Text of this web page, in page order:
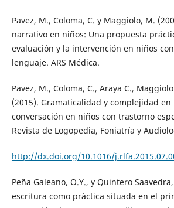
Pavez, M., Coloma, C. y Maggiolo, M.
narrativo en niños: Una propuesta
evaluación y la intervención en niños
lenguaje. ARS Médica.
Pavez, M., Coloma, C., Araya C.,
(2015). Gramaticalidad y complejidad
conversación en niños con trastorno
Revista de Logopedia, Foniatría y
http://dx.doi.org/10.1016/
Peña Galeano, O.Y., y Quintero
escritura como práctica situada en el